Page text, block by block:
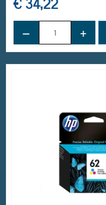
€ 34,22
− +